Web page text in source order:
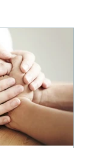
מטפלים